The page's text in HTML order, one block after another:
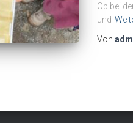
Ob bei
und
Von